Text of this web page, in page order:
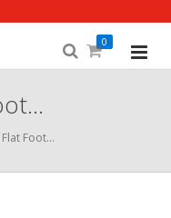
0
Flat Foot…